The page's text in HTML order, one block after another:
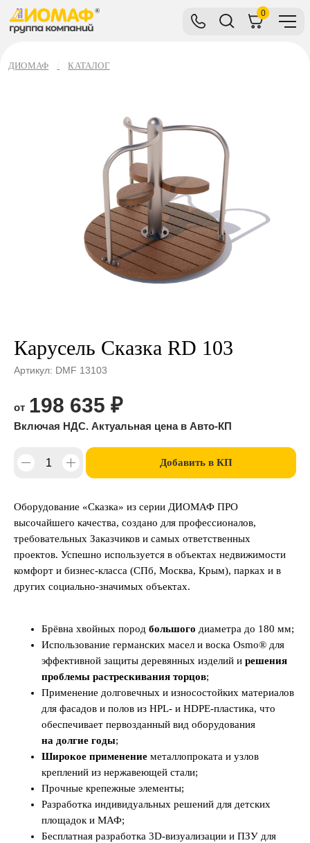
0
ДИОМАФ КАТАЛОГ
Карусель Сказка RD 103
Артикул: DMF 13103
198 635 ₽
Добавить в КП
Оборудование «Сказка» из серии ДИОМАФ ПРО
высочайшего качества, создано для профессионалов,
требовательных Заказчиков и самых ответственных
проектов. Успешно используется в объектах недвижимости
комфорт и бизнес-класса (СПб, Москва, Крым), парках и в
других социально-значимых объектах.
Брёвна хвойных пород большого диаметра до 180 мм;
Использование германских масел и воска Osmo® для
эффективной защиты деревянных изделий и решения
проблемы растрескивания торцов;
Применение долговечных и износостойких материалов
для фасадов и полов из HPL- и HDPE-пластика, что
обеспечивает первозданный вид оборудования
на долгие годы;
Широкое применение металлопроката и узлов
креплений из нержавеющей стали;
Прочные крепежные элементы;
Разработка индивидуальных решений для детских
площадок и МАФ;
Бесплатная разработка 3D-визуализации и ПЗУ для